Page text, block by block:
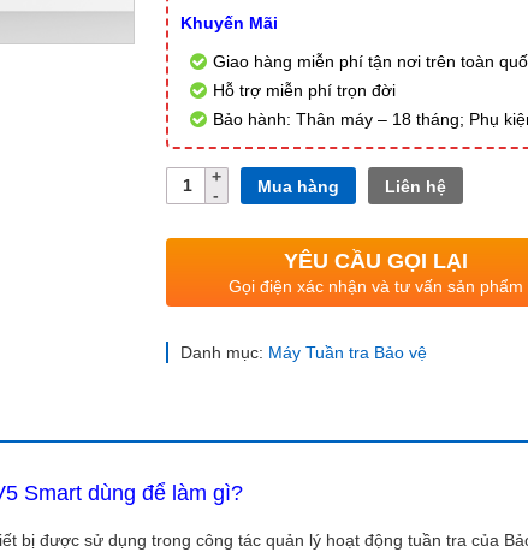
Khuyến Mãi
Giao hàng miễn phí tận nơi trên toàn
Hỗ trợ miễn phí trọn đời
Bảo hành: Thân máy – 18 tháng; Phụ
Số
lượng
Mua hàng Liên hệ
YÊU CẦU GỌI LẠI
Gọi điện xác nhận và tư vấn sản phẩm
Danh mục: Máy Tuần tra Bảo vệ
Smart dùng để làm gì?
bị được sử dụng trong công tác quản lý hoạt động tuần tra của